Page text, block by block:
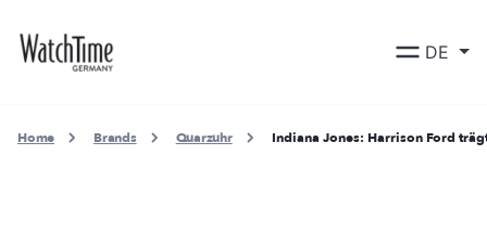
DE
Home Brands Quarzuhr Indiana Jones: Harrison Ford